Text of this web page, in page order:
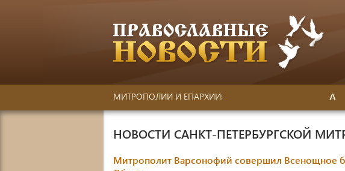
МИТРОПОЛИИ И ЕПАРХИИ: А
НОВОСТИ САНКТ-ПЕТЕРБУРГСКОЙ
Митрополит Варсонофий совершил Всенощное